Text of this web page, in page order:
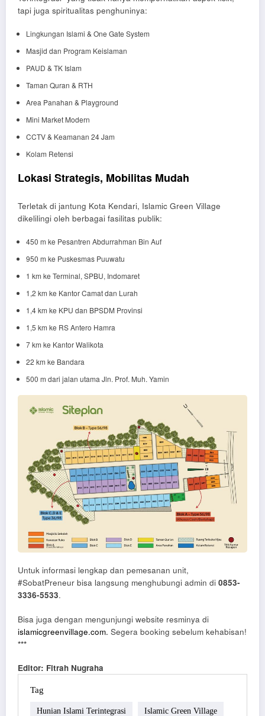
tapi juga spiritualitas penghuninya:
Lingkungan Islami & One Gate System
Masjid dan Program Keislaman
PAUD & TK Islam
Taman Quran & RTH
Area Panahan & Playground
Mini Market Modern
CCTV & Keamanan 24 Jam
Kolam Retensi
Lokasi Strategis, Mobilitas Mudah
Terletak di jantung Kota Kendari, Islamic Green Village
dikelilingi oleh berbagai fasilitas publik:
450 m ke Pesantren Abdurrahman Bin Auf
950 m ke Puskesmas Puuwatu
1 km ke Terminal, SPBU, Indomaret
1,2 km ke Kantor Camat dan Lurah
1,4 km ke KPU dan BPSDM Provinsi
1,5 km ke RS Antero Hamra
7 km ke Kantor Walikota
22 km ke Bandara
500 m dari jalan utama Jln. Prof. Muh. Yamin
Untuk informasi lengkap dan pemesanan unit,
#SobatPreneur bisa langsung menghubungi admin di 0853-
3336-5533.
Bisa juga dengan mengunjungi website resminya di
islamicgreenvillage.com. Segera booking sebelum kehabisan!
***
Editor: Fitrah Nugraha
Tag
Hunian Islami Terintegrasi Islamic Green Village